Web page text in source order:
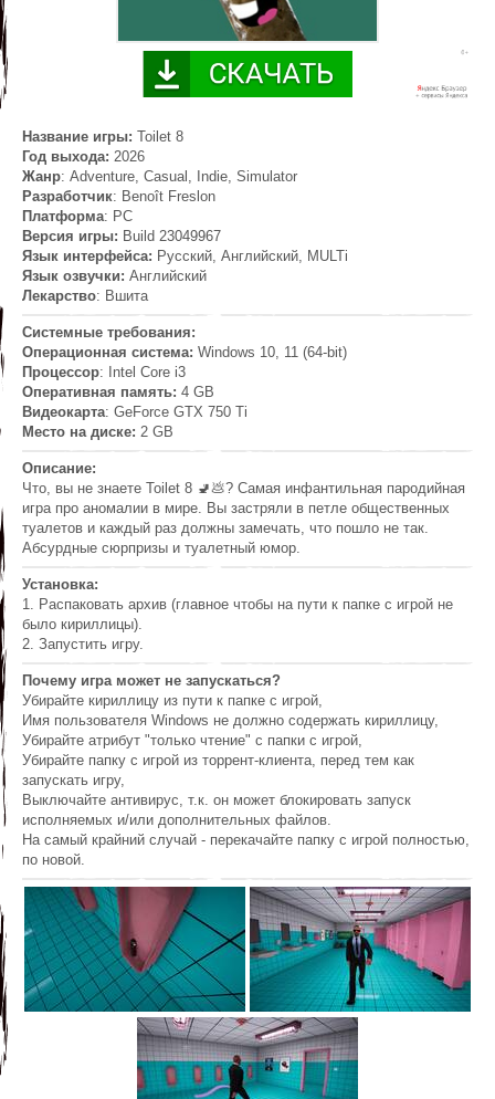
Название игры: Toilet 8
Год выхода: 2026
Жанр: Adventure, Casual, Indie, Simulator
Разработчик: Benoît Freslon
Платформа: PC
Версия игры: Build 23049967
Язык интерфейса: Русский, Английский, MULTi
Язык озвучки: Английский
Лекарство: Вшита
Системные требования:
Операционная система: Windows 10, 11 (64-bit)
Процессор: Intel Core i3
Оперативная память: 4 GB
Видеокарта: GeForce GTX 750 Ti
Место на диске: 2 GB
Описание:
Что, вы не знаете Toilet 8 🚽💩? Самая инфантильная пародийная
игра про аномалии в мире. Вы застряли в петле общественных
туалетов и каждый раз должны замечать, что пошло не так.
Абсурдные сюрпризы и туалетный юмор.
Установка:
1. Распаковать архив (главное чтобы на пути к папке с игрой не
было кириллицы).
2. Запустить игру.
Почему игра может не запускаться?
Убирайте кириллицу из пути к папке с игрой,
Имя пользователя Windows не должно содержать кириллицу,
Убирайте атрибут "только чтение" с папки с игрой,
Убирайте папку с игрой из торрент-клиента, перед тем как
запускать игру,
Выключайте антивирус, т.к. он может блокировать запуск
исполняемых и/или дополнительных файлов.
На самый крайний случай - перекачайте папку с игрой полностью,
по новой.